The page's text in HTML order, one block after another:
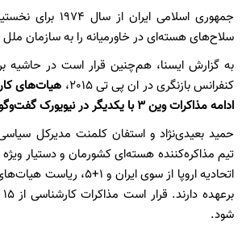
جمهوری اسلامی
سلاح‌های هسته‌ای در خاورمیانه را به سازمان
به گزارش ایسنا، هم‌چنین قرار است در حاشیه
کنفرانس بازنگری در ان پی تی 2015،
ادامه مذاکرات وین 3 با یکدیگر در نیویورک گفت‌وگو کنند.
حمید بعیدی‌نژاد و استفان کلمنت مدیرکل
تیم مذاکره‌کننده هسته‌ای کشورمان و دستیار
اتحادیه اروپا از سوی ایران
شود.